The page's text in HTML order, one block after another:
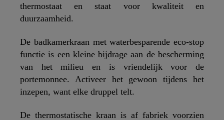
thermostaat en staat voor kwaliteit en
duurzaamheid.
De badkamerkraan met waterbesparende eco-stop
functie is een kleine bijdrage aan de bescherming
van het milieu en is vriendelijk voor de
portemonnee. Activeer het gewoon tijdens het
inzepen, want elke druppel telt.
De thermostatische kraan is af fabriek voorzien